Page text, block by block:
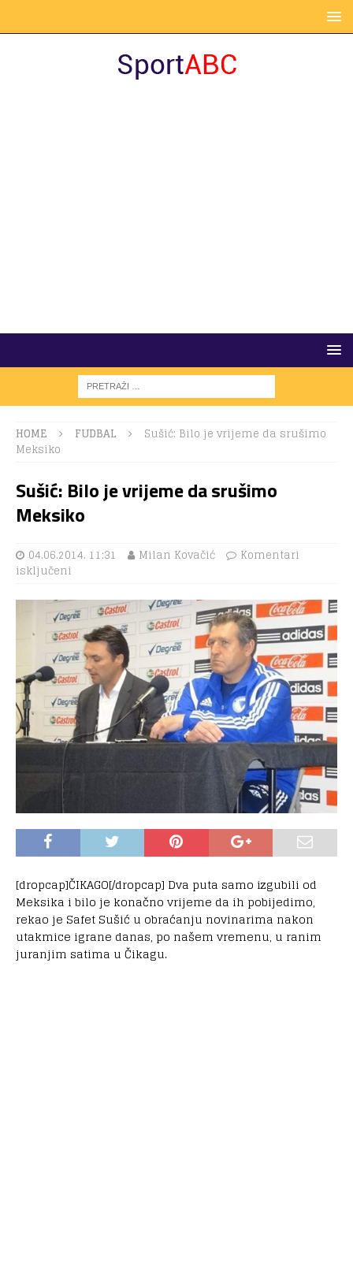
HOME FUDBAL
Sušić: Bilo je vrijeme da srušimo
Meksiko
Sušić: Bilo je vrijeme da srušimo
Meksiko
04.06.2014. 11:31 Milan Kovačić
Komentari
isključeni
[dropcap]ČIKAGO[/dropcap] Dva puta samo izgubili od
Meksika i bilo je konačno vrijeme da ih pobijedimo,
rekao je Safet Sušić u obraćanju novinarima nakon
utakmice igrane danas, po našem vremenu, u ranim
juranjim satima u Čikagu.